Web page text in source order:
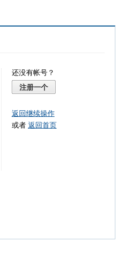
还没有帐号？
注册一个
返回继续操作
或者 返回首页